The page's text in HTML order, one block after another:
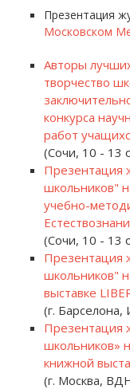
Презентация
Московском
Авторы
творчество
конкурса
работ
(Сочи, 10 - 13
Презентация
школьников"
учебно-
(Сочи, 10 - 13
Презентация
школьников"
выставке
(г. Барселона,
Презентация
школьников»
книжной
(г. Москва,